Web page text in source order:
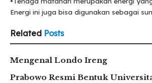
Energi ini juga bisa digunakan sebagai
Related Posts
Mengenal Londo Ireng
Prabowo Resmi Bentuk